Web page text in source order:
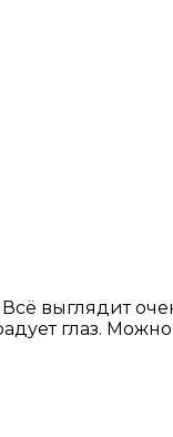
выглядит
глаз. Можно